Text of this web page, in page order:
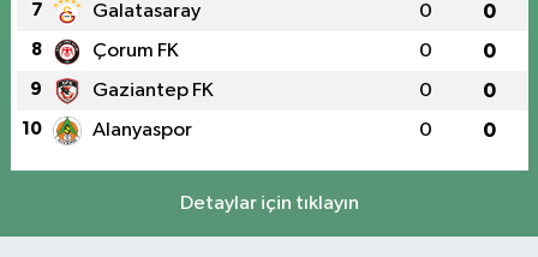
7 Galatasaray 0 0
8 Çorum FK 0 0
9 Gaziantep FK 0 0
10 Alanyaspor 0 0
Detaylar için tıklayın